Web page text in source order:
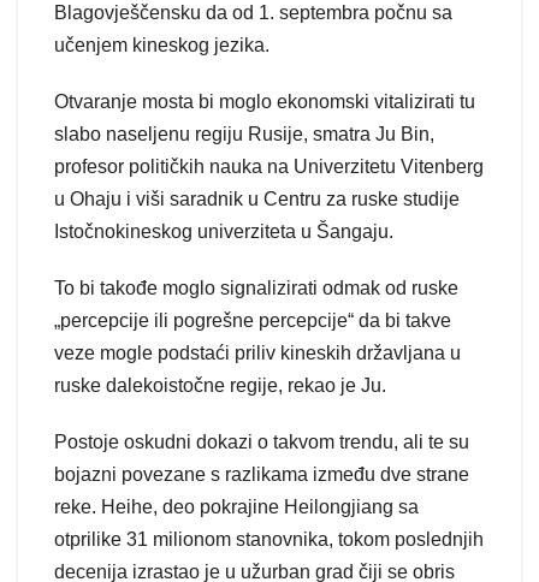
Blagovješčensku da od 1. septembra počnu sa
učenjem kineskog jezika.
Otvaranje mosta bi moglo ekonomski vitalizirati tu
slabo naseljenu regiju Rusije, smatra Ju Bin,
profesor političkih nauka na Univerzitetu Vitenberg
u Ohaju i viši saradnik u Centru za ruske studije
Istočnokineskog univerziteta u Šangaju.
To bi takođe moglo signalizirati odmak od ruske
„percepcije ili pogrešne percepcije“ da bi takve
veze mogle podstaći priliv kineskih državljana u
ruske dalekoistočne regije, rekao je Ju.
Postoje oskudni dokazi o takvom trendu, ali te su
bojazni povezane s razlikama između dve strane
reke. Heihe, deo pokrajine Heilongjiang sa
otprilike 31 milionom stanovnika, tokom poslednjih
decenija izrastao je u užurban grad čiji se obris